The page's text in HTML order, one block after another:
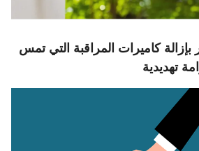
بإزالة كاميرات المراقبة التي تمس
تهديدية